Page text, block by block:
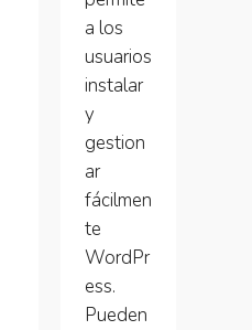
a los
usuarios
instalar
y
gestion
ar
fácilmen
te
WordPr
ess.
Pueden